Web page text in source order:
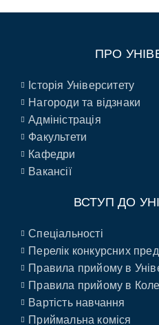
ПРО
Історія Університету
Нагороди та відзнаки
Адміністрація
Факультети
Кафедри
Вакансії
ВСТУП ДО
Спеціальності
Перелік конкурсних
Правила прийому в
Правила прийому в
Вартість навчання
Приймальна коміся